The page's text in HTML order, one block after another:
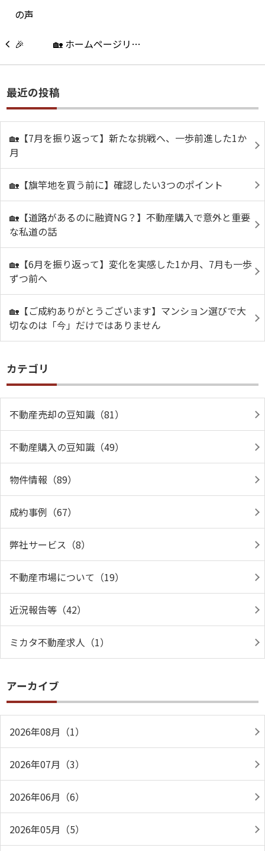
🏡 ホームページリ…
最近の投稿
🏡【7月を振り返って】新たな挑戦へ、一歩前進した1か
月
🏡【旗竿地を買う前に】確認したい3つのポイント
🏡【道路があるのに融資NG？】不動産購入で意外と重要
な私道の話
🏡【6月を振り返って】変化を実感した1か月、7月も一歩
ずつ前へ
🏡【ご成約ありがとうございます】マンション選びで大
切なのは「今」だけではありません
カテゴリ
不動産売却の豆知識（81）
不動産購入の豆知識（49）
物件情報（89）
成約事例（67）
弊社サービス（8）
不動産市場について（19）
近況報告等（42）
ミカタ不動産求人（1）
アーカイブ
2026年08月（1）
2026年07月（3）
2026年06月（6）
2026年05月（5）